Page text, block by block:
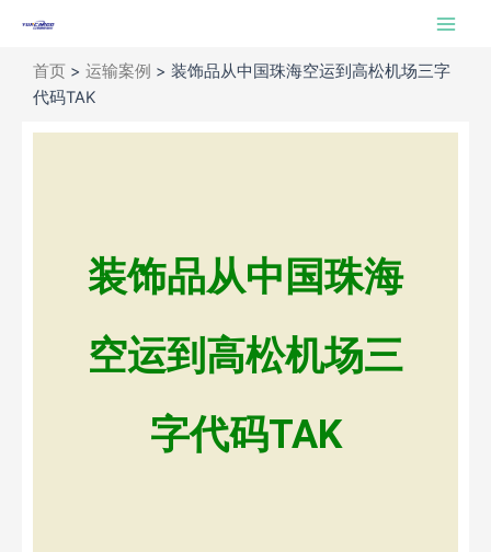
Main
首页 > 运输案例 > 装饰品从中国珠海空运到高松机场三字
代码TAK
装饰品从中国珠海
空运到高松机场三
字代码TAK